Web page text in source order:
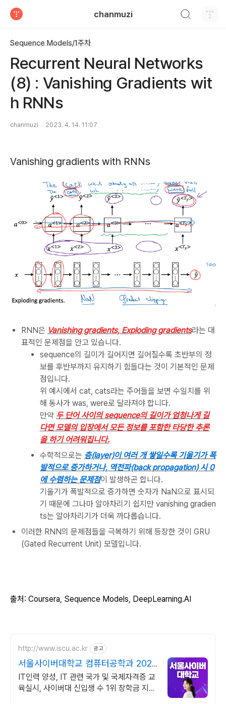
chanmuzi
Sequence Models/1주차
Recurrent Neural Networks
(8) : Vanishing Gradients wit
h RNNs
chanmuzi 2023. 4. 14. 11:07
Vanishing gradients with RNNs
RNN은 Vanishing gradients, Exploding gradients라는 대
표적인 문제점을 안고 있습니다.
sequence의 길이가 길어지면 길어질수록 초반부의 정
보를 후반부까지 유지하기 힘들다는 것이 기본적인 문제
점입니다.
위 예시에서 cat, cats라는 주어들을 보면 수일치를 위
해 동사가 was, were로 달라져야 합니다.
만약 두 단어 사이의 sequence의 길이가 엄청나게 길
다면 모델의 입장에서 모든 정보를 포함한 타당한 추론
을 하기 어려워집니다.
수학적으로는 층(layer)이 여러 개 쌓일수록 기울기가 폭
발적으로 증가하거나, 역전파(back propagation) 시 0
에 수렴하는 문제점이 발생하곤 합니다.
기울기가 폭발적으로 증가하면 숫자가 NaN으로 표시되
기 때문에 그나마 알아차리기 쉽지만 vanishing gradien
ts는 알아차리기가 더욱 까다롭습니다.
이러한 RNN의 문제점들을 극복하기 위해 등장한 것이 GRU
(Gated Recurrent Unit) 모델입니다.
출처: Coursera, Sequence Models, DeepLearning.AI
http://www.iscu.ac.kr 광고
서울사이버대학교 컴퓨터공학과 2026
가을학기 신편입생
IT인력 양성, IT 관련 국가 및 국제자격증 교
육실시, 사이버대 신입생 수 1위 장학금 지급